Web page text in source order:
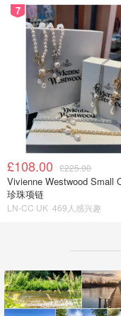
7
£108.00 £225.00
Vivienne Westwood Small
珍珠项链
LN-CC UK 469人感兴趣